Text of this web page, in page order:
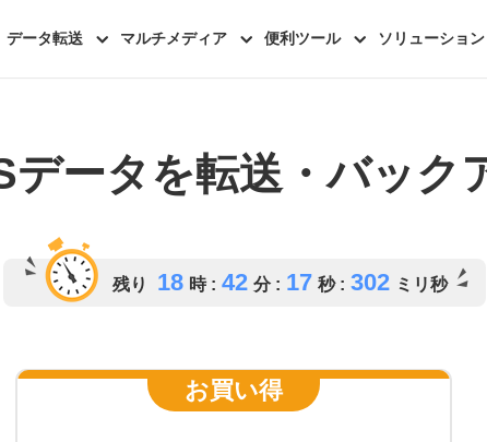
データ転送 マルチメディア 便利ツール ソリューション
ータを転送・バック
残り 18 時 : 42 分 : 17 秒 : 681 ミリ秒
お買い得